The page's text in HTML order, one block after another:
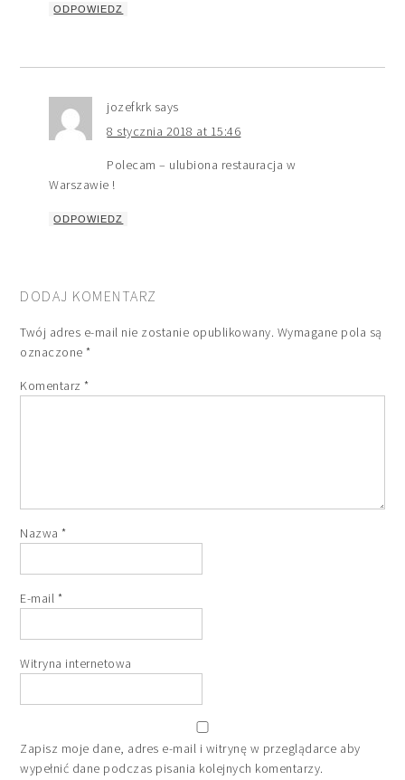
ODPOWIEDZ
jozefkrk says
8 stycznia 2018 at 15:46
Polecam – ulubiona restauracja w
Warszawie !
ODPOWIEDZ
DODAJ KOMENTARZ
Twój adres e-mail nie zostanie opublikowany. Wymagane pola są
oznaczone*
Komentarz*
Nazwa*
E-mail *
Witryna internetowa
Zapisz moje dane, adres e-mail i witrynę w przeglądarce aby
wypełnić dane podczas pisania kolejnych komentarzy.